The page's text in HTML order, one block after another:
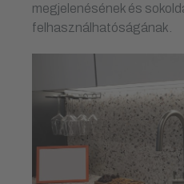
megjelenésének és
felhasználhatóságának.